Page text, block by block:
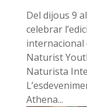
Del dijous 9
celebrar
Naturist
Naturista
Athena...